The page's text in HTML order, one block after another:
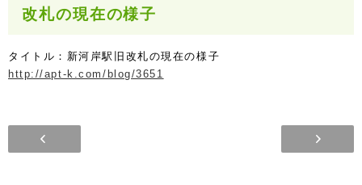
改札の現在の様子
タイトル：新河岸駅旧改札の現在の様子
http://apt-k.com/blog/3651